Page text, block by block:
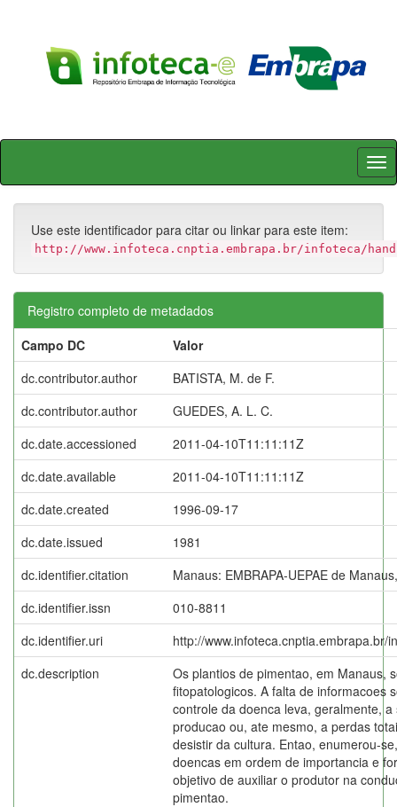
Skip
Use este identificador para citar ou linkar para este item:
http://www.infoteca.cnptia.embrapa.br/infoteca/
Registro completo de metadados
Campo DC
Valor
dc.contributor.author
BATISTA, M. de F.
dc.contributor.author
GUEDES, A. L. C.
dc.date.accessioned
2011-04-10T11:11:11Z
dc.date.available
2011-04-10T11:11:11Z
dc.date.created
1996-09-17
dc.date.issued
1981
dc.identifier.citation
Manaus: EMBRAPA-UEPAE de
dc.identifier.issn
010-8811
dc.identifier.uri
http://www.infoteca.cnptia.embrapa.br/
dc.description
Os plantios de pimentao, em Manaus,
fitopatologicos. A falta de informacoes
controle da doenca leva, geralmente,
producao ou, ate mesmo, a perdas
desistir da cultura. Entao, enumerou-
doencas em ordem de importancia e
objetivo de auxiliar o produtor na
pimentao.